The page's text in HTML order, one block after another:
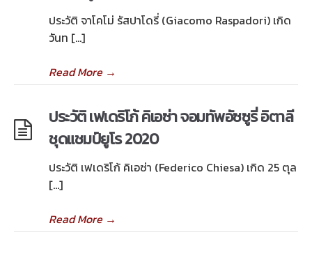
ประวัติ จาโคโม่ รัสปาโดรี่ (Giacomo Raspadori) เกิด
วันท […]
Read More→
ประวัติ เฟเดริโก้ คิเอซ่า จอมทัพอัซซูรี่ อิตาลี
ชุดแชมป์ยูโร 2020
ประวัติ เฟเดริโก้ คิเอซ่า (Federico Chiesa) เกิด 25 ตุล
[…]
Read More→